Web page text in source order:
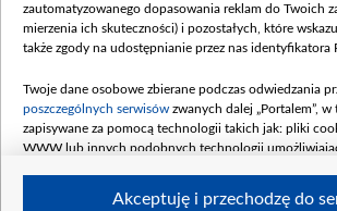
zautomatyzowanego dopasowania reklam do Twoich
mierzenia ich skuteczności) i pozostałych, które
także zgody na udostępnianie przez nas identyfikatora
Twoje dane osobowe zbierane podczas odwiedzania
poszczególnych serwisów zwanych dalej „Portalem”,
zapisywane za pomocą technologii takich jak: pliki
WWW lub innych podobnych technologii
Akceptuję i przechodzę do